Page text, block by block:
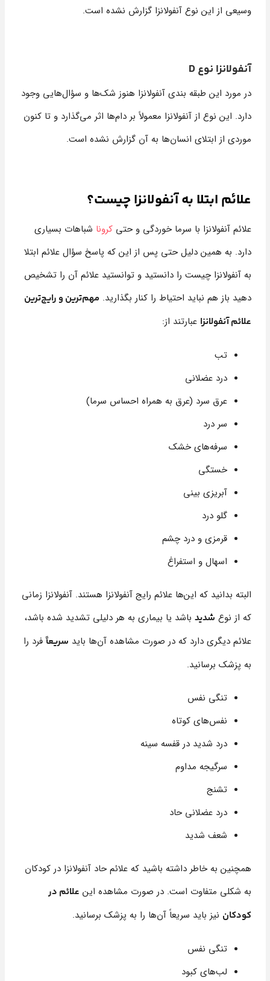
وسیعی از این نوع آنفولانزا گزارش نشده است.
آنفولانزا نوع D
در مورد این طبقه بندی آنفولانزا هنوز شک‌ها و سؤال‌هایی وجود
دارد. این نوع از آنفولانزا معمولاً بر دام‌ها اثر می‌گذارد و تا کنون
موردی از ابتلای انسان‌ها به آن گزارش نشده است.
علائم ابتلا به آنفولانزا چیست؟
علائم آنفولانزا با سرما خوردگی و حتی کرونا شباهات بسیاری
دارد. به همین دلیل حتی پس از این که پاسخ سؤال علائم ابتلا
به آنفولانزا چیست را دانستید و توانستید علائم آن را تشخیص
دهید باز هم نباید احتیاط را کنار بگذارید. مهم‌ترین و رایج‌ترین
علائم آنفولانزا عبارتند از:
تب
درد عضلانی
عرق سرد (عرق به همراه احساس سرما)
سر درد
سرفه‌های خشک
خستگی
آبریزی بینی
گلو درد
قرمزی و درد چشم
اسهال و استفراغ
البته بدانید که این‌ها علائم رایج آنفولانزا هستند. آنفولانزا زمانی
که از نوع شدید باشد یا بیماری به هر دلیلی تشدید شده باشد،
علائم دیگری دارد که در صورت مشاهده آن‌ها باید سریعاًفرد را
به پزشک برسانید.
تنگی نفس
نفس‌های کوتاه
درد شدید در قفسه سینه
سرگیجه مداوم
تشنج
درد عضلانی حاد
شعف شدید
همچنین به خاطر داشته باشید که علائم حاد آنفولانزا در کودکان
به شکلی متفاوت است. در صورت مشاهده این علائم در
کودکان نیز باید سریعاً آن‌ها را به پزشک برسانید.
تنگی نفس
لب‌های کبود